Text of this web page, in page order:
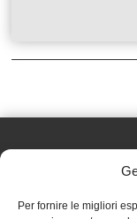
Per fornire le migliori
Effatà Editrice di